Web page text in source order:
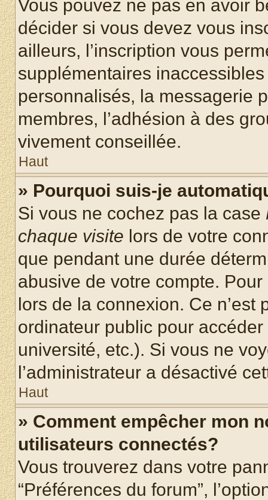
Vous pouvez ne pas en avoir
décider si vous devez vous
ailleurs, l’inscription vous
supplémentaires
personnalisés, la messagerie
membres, l’adhésion à des
vivement conseillée.
Haut
» Pourquoi suis-je
Si vous ne cochez pas la case
chaque visite lors de votre
que pendant une durée
abusive de votre compte.
lors de la connexion. Ce
ordinateur public pour
université, etc.). Si vous ne
l’administrateur a désactivé
Haut
» Comment empêcher mon
utilisateurs connectés?
Vous trouverez dans votre
“Préférences du forum”,